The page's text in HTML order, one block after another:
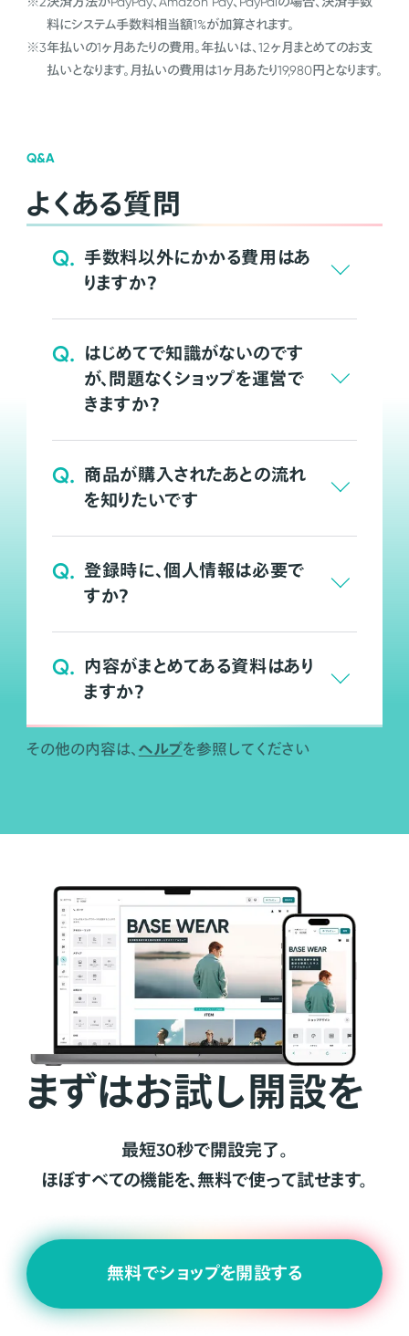
料にシステム手数料相当額1%が加算されます。
※3年払いの1ヶ月あたりの費用。年払いは、12ヶ月まとめてのお支
払いとなります。月払いの費用は1ヶ月あたり19,980円となります。
Q&A
よくある質問
Q. 手数料以外にかかる費用はあ
りますか？
Q. はじめてで知識がないのです
が、問題なくショップを運営で
きますか？
Q. 商品が購入されたあとの流れ
を知りたいです
Q. 登録時に、個人情報は必要で
すか？
Q. 内容がまとめてある資料はあり
ますか？
その他の内容は、 ヘルプを参照してください
まずはお試し開設を
最短30秒で開設完了。
ほぼすべての機能を、無料で使って試せます。
無料でショップを開設する